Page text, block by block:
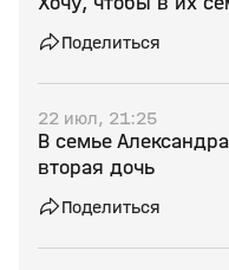
Поделиться
22 июл, 21:25
В семье
вторая дочь
Поделиться